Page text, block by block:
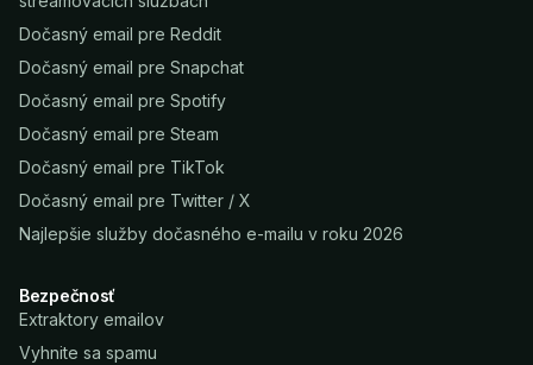
Dočasný email pre Reddit
Dočasný email pre Snapchat
Dočasný email pre Spotify
Dočasný email pre Steam
Dočasný email pre TikTok
Dočasný email pre Twitter / X
Najlepšie služby dočasného e-mailu v roku 2026
Bezpečnosť
Extraktory emailov
Vyhnite sa spamu